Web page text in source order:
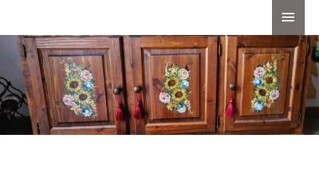
al
contenuto